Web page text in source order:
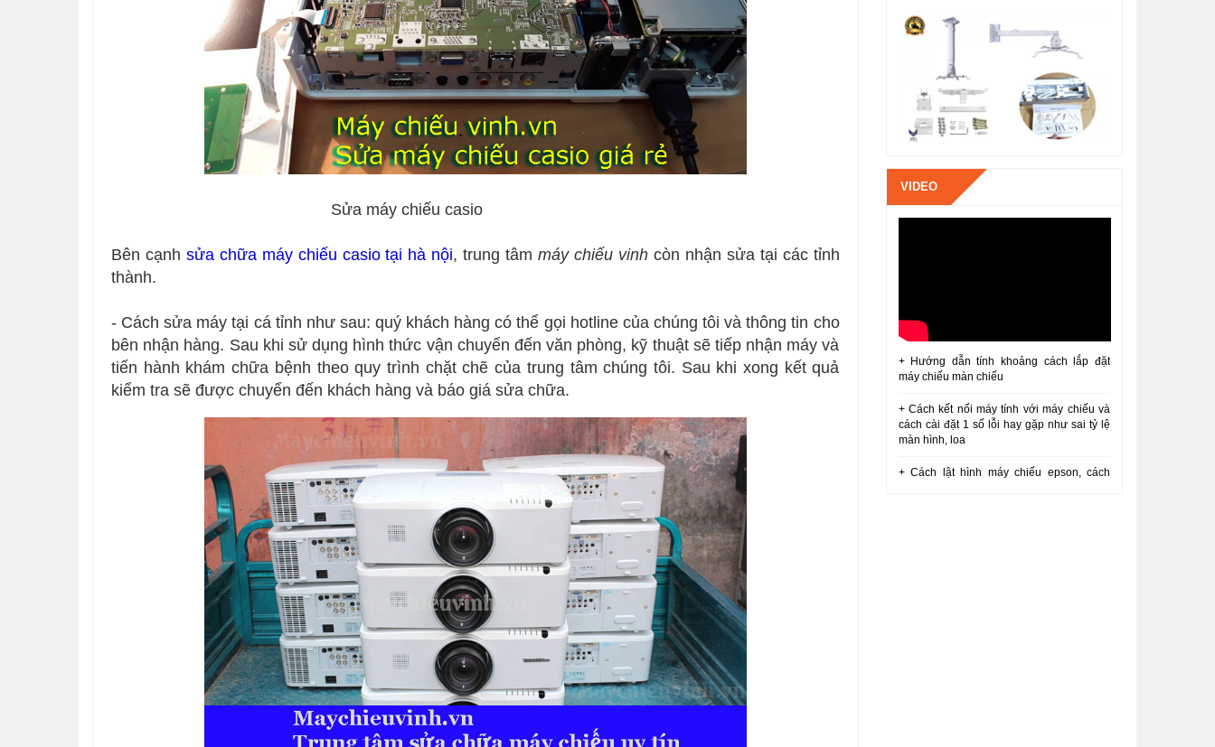
Sửa máy chiếu casio
Bên cạnh sửa chữa máy chiếu casio tại hà nội, trung tâmmáy chiếu vinhcòn nhận sửa tại các tỉnh
thành.
- Cách sửa máy tại cá tỉnh như sau: quý khách hàng có thể gọi hotline của chúng tôi và thông tin cho
bên nhận hàng. Sau khi sử dụng hình thức vận chuyển đến văn phòng, kỹ thuật sẽ tiếp nhận máy và
tiến hành khám chữa bệnh theo quy trình chặt chẽ của trung tâm chúng tôi. Sau khi xong kết quả
kiểm tra sẽ được chuyển đến khách hàng và báo giá sửa chữa.
VIDEO
+ Hướng dẫn tính khoảng cách lắp đặt
máy chiếu màn chiếu
+ Cách kết nối máy tính với máy chiếu và
cách cài đặt 1 số lỗi hay gặp như sai tỷ lệ
màn hình, loa
+ Cách lật hình máy chiếu epson, cách